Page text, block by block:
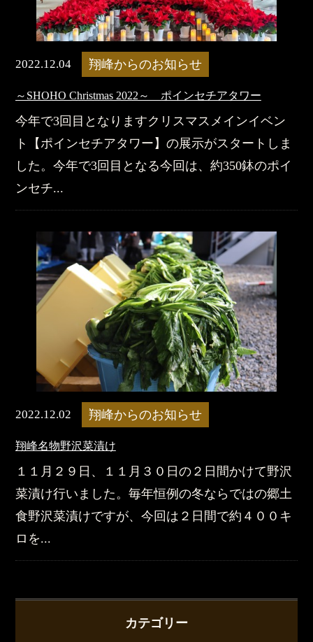
2022.12.04 翔峰からのお知らせ
～SHOHO Christmas 2022～ ポインセチアタワー
今年で3回目となりますクリスマスメインイベン
ト【ポインセチアタワー】の展示がスタートしま
した。今年で3回目となる今回は、約350鉢のポイ
ンセチ...
2022.12.02 翔峰からのお知らせ
翔峰名物野沢菜漬け
１１月２９日、１１月３０日の２日間かけて野沢
菜漬け行いました。毎年恒例の冬ならではの郷土
食野沢菜漬けですが、今回は２日間で約４００キ
ロを...
カテゴリー